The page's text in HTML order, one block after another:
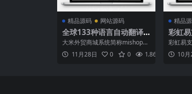
精品源码 网站源码
全球133种语言自动翻译
mishop大米外贸商城系
统
大米外贸商城系统简称mishop完
全开源版，只需做一种语言一键
开启全球133中语言自动翻译功
11月28日 0 0 1.86K 0.00
精品
彩虹
化版源
彩虹
彩虹易
码是星
源码，
10月